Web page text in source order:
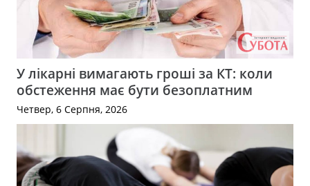
У лікарні вимагають гроші за КТ: коли
обстеження має бути безоплатним
Четвер, 6 Серпня, 2026